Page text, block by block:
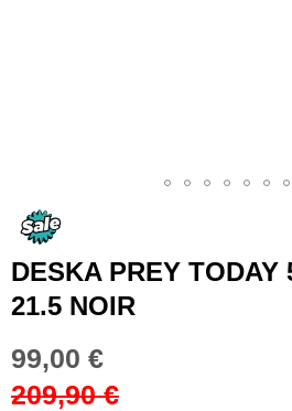
Přeskočit
začátek
DESKA PREY TODAY
21.5 NOIR
Special
Price
99,00 €
209,90 €